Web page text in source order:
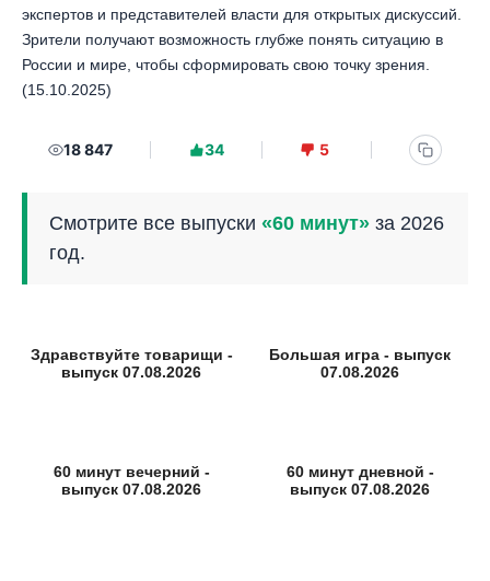
экспертов и представителей власти для открытых дискуссий.
Зрители получают возможность глубже понять ситуацию в
России и мире, чтобы сформировать свою точку зрения.
(15.10.2025)
18 847 34 5
Смотрите все выпуски «60 минут» за 2026
год.
Здравствуйте товарищи -
выпуск 07.08.2026
Большая игра - выпуск
07.08.2026
60 минут вечерний -
выпуск 07.08.2026
60 минут дневной -
выпуск 07.08.2026